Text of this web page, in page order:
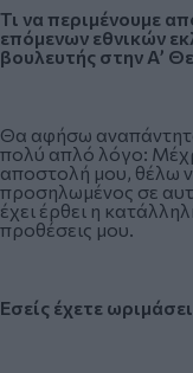
Τι να περιμένουμε
επόμενων εθνικών
βουλευτής στην Α’
Θα αφήσω
πολύ απλό λόγο:
αποστολή μου, θέλω
προσηλωμένος σε
έχει έρθει η
προθέσεις μου.
Εσείς έχετε